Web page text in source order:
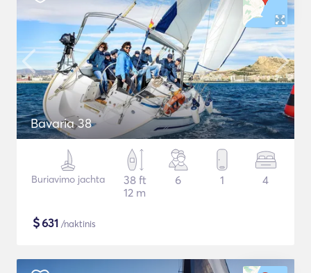
Bavaria 38
Buriavimo jachta
38 ft
12 m
6 1 4
$631 /naktinis